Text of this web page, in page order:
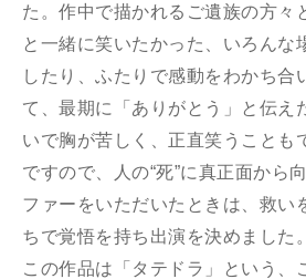
た。作中で描かれるご遺族の⽅々
と⼀緒に笑いたかった、いろんな
したり、ふたりで感動をわかち合
て、最期に「ありがとう」と伝
いで胸が苦しく、正直笑うことも
ですので、⼈の“死”に真正⾯から
ファーをいただいたときは、救い
ちで覚悟を持ち出演を決めました。
この作品は「タテドラ」という、